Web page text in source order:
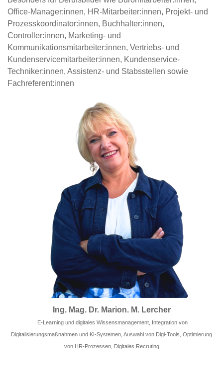
Office‑Manager:innen, HR‑Mitarbeiter:innen, Projekt‑ und
Prozesskoordinator:innen, Buchhalter:innen,
Controller:innen, Marketing‑ und
Kommunikationsmitarbeiter:innen, Vertriebs‑ und
Kundenservicemitarbeiter:innen, Kundenservice-
Techniker:innen, Assistenz‑ und Stabsstellen sowie
Fachreferent:innen
Ing. Mag. Dr. Marion. M. Lercher
E-Learning und digitales Wissensmanagement, Integration von
Digitalisierungsmaßnahmen und KI-Systemen, Auswahl von Digi-Tools, Optimierung
von HR-Prozessen, Digitales Recruting